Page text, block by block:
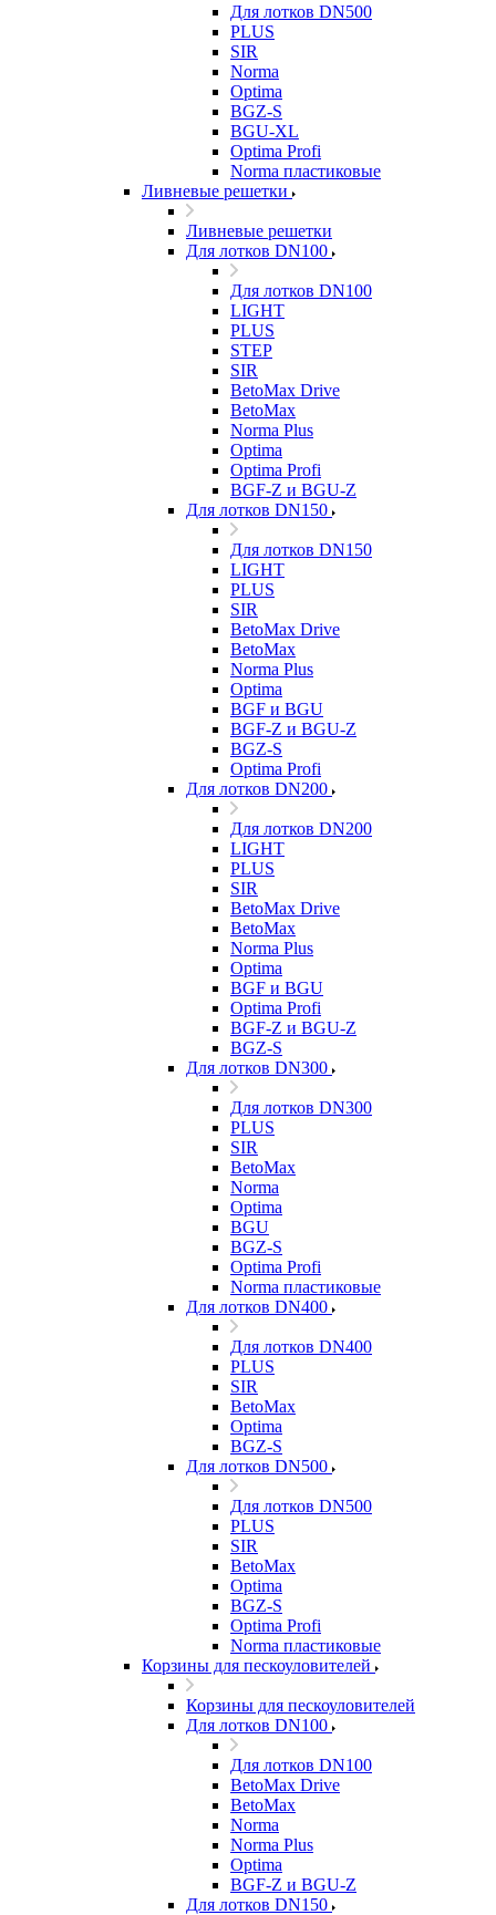
Для лотков DN500
PLUS
SIR
Norma
Optima
BGZ-S
BGU-XL
Optima Profi
Norma пластиковые
Ливневые решетки
Ливневые решетки
Для лотков DN100
Для лотков DN100
LIGHT
PLUS
STEP
SIR
BetoMax Drive
BetoMax
Norma Plus
Optima
Optima Profi
BGF-Z и BGU-Z
Для лотков DN150
Для лотков DN150
LIGHT
PLUS
SIR
BetoMax Drive
BetoMax
Norma Plus
Optima
BGF и BGU
BGF-Z и BGU-Z
BGZ-S
Optima Profi
Для лотков DN200
Для лотков DN200
LIGHT
PLUS
SIR
BetoMax Drive
BetoMax
Norma Plus
Optima
BGF и BGU
Optima Profi
BGF-Z и BGU-Z
BGZ-S
Для лотков DN300
Для лотков DN300
PLUS
SIR
BetoMax
Norma
Optima
BGU
BGZ-S
Optima Profi
Norma пластиковые
Для лотков DN400
Для лотков DN400
PLUS
SIR
BetoMax
Optima
BGZ-S
Для лотков DN500
Для лотков DN500
PLUS
SIR
BetoMax
Optima
BGZ-S
Optima Profi
Norma пластиковые
Корзины для пескоуловителей
Корзины для пескоуловителей
Для лотков DN100
Для лотков DN100
BetoMax Drive
BetoMax
Norma
Norma Plus
Optima
BGF-Z и BGU-Z
Для лотков DN150